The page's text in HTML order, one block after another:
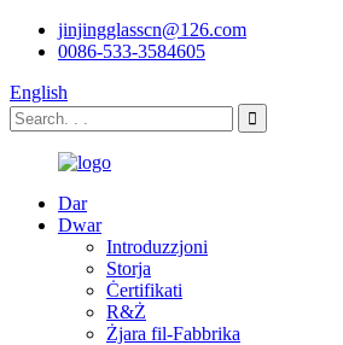
jinjingglasscn@126.com
0086-533-3584605
English
Dar
Dwar
Introduzzjoni
Storja
Ċertifikati
R&Ż
Żjara fil-Fabbrika